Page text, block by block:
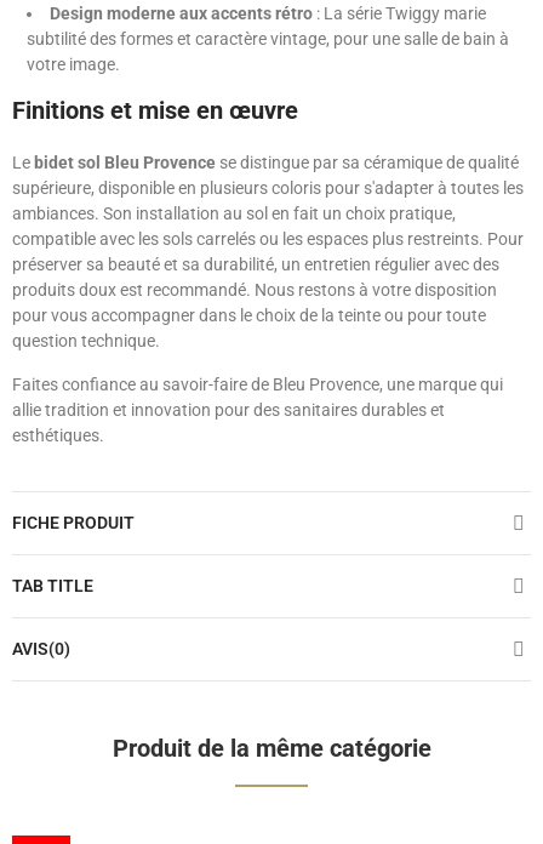
Design moderne aux accents rétro : La série Twiggy marie
subtilité des formes et caractère vintage, pour une salle de bain à
votre image.
Finitions et mise en œuvre
Le bidet sol Bleu Provence se distingue par sa céramique de qualité
supérieure, disponible en plusieurs coloris pour s'adapter à toutes les
ambiances. Son installation au sol en fait un choix pratique,
compatible avec les sols carrelés ou les espaces plus restreints. Pour
préserver sa beauté et sa durabilité, un entretien régulier avec des
produits doux est recommandé. Nous restons à votre disposition
pour vous accompagner dans le choix de la teinte ou pour toute
question technique.
Faites confiance au savoir-faire de Bleu Provence, une marque qui
allie tradition et innovation pour des sanitaires durables et
esthétiques.
FICHE PRODUIT
TAB TITLE
AVIS(0)
Produit de la même catégorie